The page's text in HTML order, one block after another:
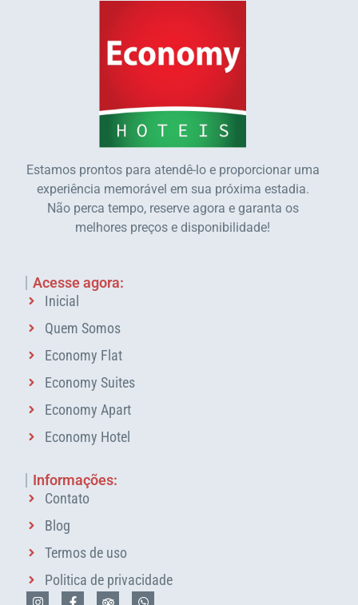
Estamos prontos para atendê-lo e proporcionar uma
experiência memorável em sua próxima estadia.
Não perca tempo, reserve agora e garanta os
melhores preços e disponibilidade!
Acesse agora:
Inicial
Quem Somos
Economy Flat
Economy Suites
Economy Apart
Economy Hotel
Informações:
Contato
Blog
Termos de uso
Politica de privacidade